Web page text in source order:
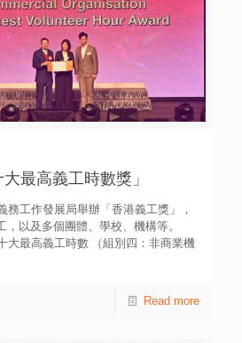
最高義工時數獎」
務工作發展局舉辦「香港義工獎」，
，以及多個團體、學校、機構等。
大最高義工時數 （組別四：非商業機
Read more